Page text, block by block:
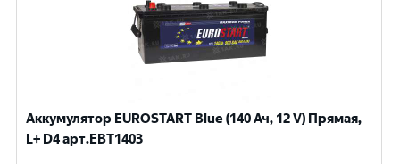
Аккумулятор EUROSTART Blue (140 Ач, 12 V) Прямая,
L+ D4 арт.EBT1403